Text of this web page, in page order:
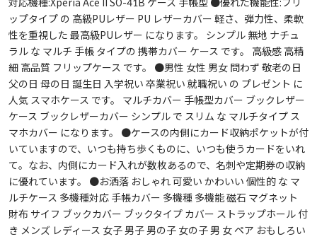
ップタイプ の 高級PUレザー PU レザーカバー 軽さ、弾力性、柔軟
性を重視した 最高級PUレザー になります。 シンプル 無地 ナチュ
ラル な マルチ 手帳 タイプの 携帯カバー ケース です。 高級感 高精
細 高品質 フリップケース です。 ●男性 女性 男女 問わず 敬老の日
父の日 母の日 誕生日 入学祝い 卒業祝い 就職祝い の プレゼント に
人気 スマホケース です。 マルチカバー 手帳型カバー ブックレザー
ケース ブックレザーカバー シンプル で スリム な マルチタイプ ス
マホカバー になります。 ●ケースの内側にカード収納ポケットが付
いていますので、いつも持ち歩くものに、いつも使うカードをいれ
て。なお、内側にカード入れが数枚あるので、名刺や定期券の収納
に優れています。 ●お洒落 おしゃれ 可愛い かわいい 個性的 な マ
ルチケース 多機種対応 手帳カバー 多機種 多機能 磁石 マグネット
財布 サイフ ブックカバー ブックタイプ カバー ストラップホール 付
き メンズ レディース 女子 男子 男の子 女の子 男 女 ペア おもしろい